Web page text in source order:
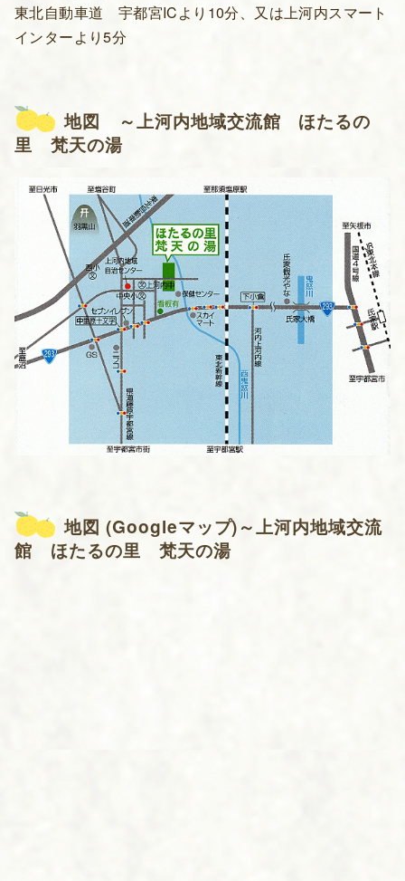
東北自動車道 宇都宮ICより10分、又は上河内スマート
インターより5分
地図 ～上河内地域交流館 ほたるの
里 梵天の湯
地図 (Googleマップ)～上河内地域交流
館 ほたるの里 梵天の湯